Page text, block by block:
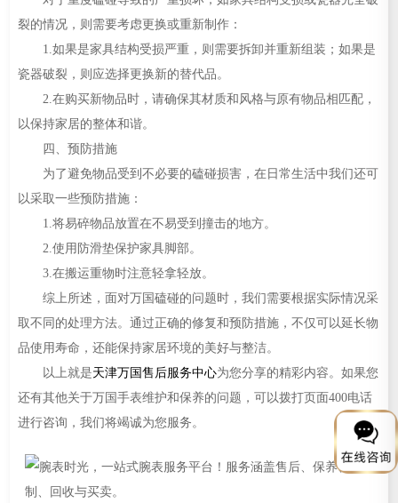
裂的情况，则需要考虑更换或重新制作：
1.如果是家具结构受损严重，则需要拆卸并重新组装；如果是
瓷器破裂，则应选择更换新的替代品。
2.在购买新物品时，请确保其材质和风格与原有物品相匹配，
以保持家居的整体和谐。
四、预防措施
为了避免物品受到不必要的磕碰损害，在日常生活中我们还可
以采取一些预防措施：
1.将易碎物品放置在不易受到撞击的地方。
2.使用防滑垫保护家具脚部。
3.在搬运重物时注意轻拿轻放。
综上所述，面对万国磕碰的问题时，我们需要根据实际情况采
取不同的处理方法。通过正确的修复和预防措施，不仅可以延长物
品使用寿命，还能保持家居环境的美好与整洁。
以上就是天津万国售后服务中心为您分享的精彩内容。如果您
还有其他关于万国手表维护和保养的问题，可以拨打页面400电话
进行咨询，我们将竭诚为您服务。